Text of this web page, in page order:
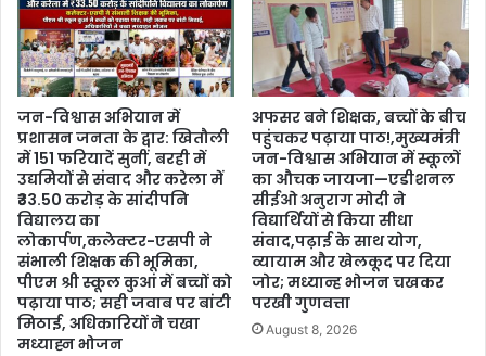
जन-विश्वास अभियान में
प्रशासन जनता के द्वार: खितौली
में 151 फरियादें सुनीं, बरही में
उद्यमियों से संवाद और करेला में
₹33.50 करोड़ के सांदीपनि
विद्यालय का
लोकार्पण,कलेक्टर-एसपी ने
संभाली शिक्षक की भूमिका,
पीएम श्री स्कूल कुआं में बच्चों को
पढ़ाया पाठ; सही जवाब पर बांटी
मिठाई, अधिकारियों ने चखा
मध्याह्न भोजन
अफसर बने शिक्षक, बच्चों के बीच
पहुंचकर पढ़ाया पाठ!,मुख्यमंत्री
जन-विश्वास अभियान में स्कूलों
का औचक जायजा—एडीशनल
सीईओ अनुराग मोदी ने
विद्यार्थियों से किया सीधा
संवाद,पढ़ाई के साथ योग,
व्यायाम और खेलकूद पर दिया
जोर; मध्यान्ह भोजन चखकर
परखी गुणवत्ता
August 8, 2026